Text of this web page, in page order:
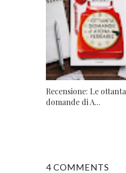
Recensione: Le ottanta
domande di A...
4 COMMENTS